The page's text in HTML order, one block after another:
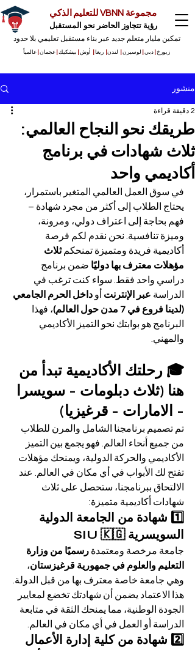
مجموعة VBNN للتعليم الذكي
رؤية تتجاوز الحاضر نحو المستقبل
تمكين مليار متعلم جديد عبر بناء مستقبل تعليمي بلا حدود
زيورخ دبي لوسيرن لندن ريغا أوش بيشكيك عجمان |عالمياً
منشور
طريقك نحو النجاح العالمي:
ثلاث شهادات في برنامج
أكاديمي واحد
2 دقيقة قراءة
في سوق العمل العالمي المتغير باستمرار،
يحتاج الطلاب إلى أكثر من مجرد شهادة –
فهم بحاجة إلى اعتراف دولي، ومرونة،
وميزة تنافسية. نحن نقدم لكم فرصة
أكاديمية فريدة ومتميزة تمنحكم ثلاث
مؤهلات معترف بها دوليًا ضمن برنامج
دراسي واحد فقط. سواء كنت ترغب في
الدراسة عبر الإنترنت أو داخل الحرم الجامعي
(لدينا فروع في 7 مدن حول العالم)
، فهذا
البرنامج هو بوابتك نحو التميز الأكاديمي
والمهني.
🎓 رحلتك الأكاديمية تبدأ من
هنا (ثلاث دبلومات - سويسرا
- الامارات - قرغيزيا)
تم تصميم برنامجنا الشامل والمرن للطلاب
من جميع أنحاء العالم. فهو يجمع بين التميز
الأكاديمي والحركة الدولية، ويمنحك مؤهلات
تفتح لك الأبواب في أي مكان في العالم. عند
الالتحاق ببرنامجنا، ستحصل على ثلاث
شهادات أكاديمية متميزة:
1️⃣ شهادة من الجامعة الدولية
السويسرية SIU 🇰🇬
جامعة مرخصة ومعتمدة رسميًا من وزارة
التعليم والعلوم في جمهورية قرغيزستان،
وهي جامعة خاصة معترف بها من قبل الدولة.
هذا الاعتماد يضمن أن شهادتك تخضع لمعايير
الجودة الوطنية، مما يمنحك الثقة في متابعة
الدراسة أو العمل في أي مكان في العالم.
2️⃣ شهادة من كلية إدارة الأعمال